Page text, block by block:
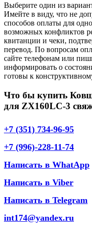
Выберите один из
Имейте в виду, что не
способов оплаты для
возможных конфликтов
квитанции и чеки,
перевод. По вопросам
сайте телефонам или
информировать о
готовы к
Что бы купить
для ZX160LC-3
+7 (351) 734-96-95
+7 (996)-228-11-74
Написать в WhatApp
Написать в Viber
Написать в Telegram
int174@yandex.ru